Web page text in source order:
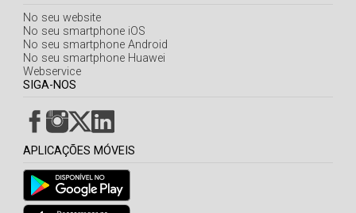
No seu website
No seu smartphone iOS
No seu smartphone Android
No seu smartphone Huawei
Webservice
SIGA-NOS
APLICAÇÕES MÓVEIS